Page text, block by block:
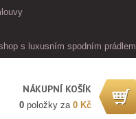
s luxusním spodním prádlem
NÁKUPNÍ KOŠÍK
0 položky za 0 Kč